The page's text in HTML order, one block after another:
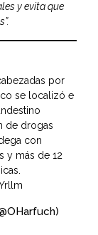
y evita que
por
se localizó e
de drogas
con
y más de 12